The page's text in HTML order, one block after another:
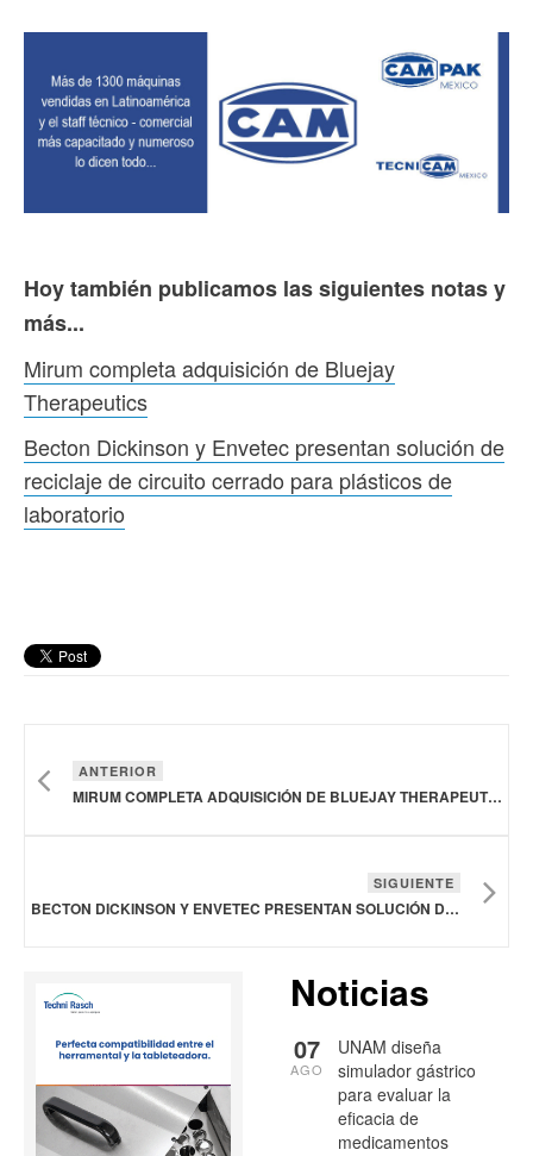
Hoy también publicamos las siguientes notas y
más...
Mirum completa adquisición de Bluejay
Therapeutics
Becton Dickinson y Envetec presentan solución de
reciclaje de circuito cerrado para plásticos de
laboratorio
ANTERIOR
MIRUM COMPLETA ADQUISICIÓN DE BLUEJAY THERAPEUTICS
SIGUIENTE
BECTON DICKINSON Y ENVETEC PRESENTAN SOLUCIÓN DE RECICLAJE DE CIRCUITO CERRADO PARA PLÁSTICOS DE LABORATORIO
Noticias
UNAM diseña
simulador gástrico
para evaluar la
eficacia de
medicamentos
07
AGO